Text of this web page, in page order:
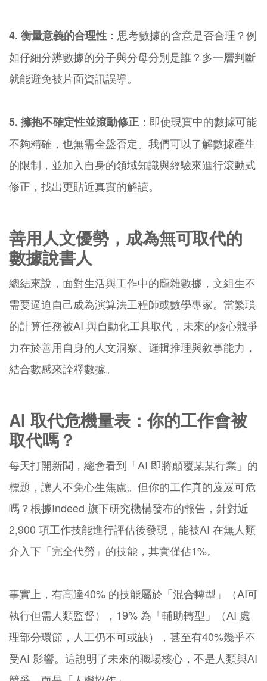
4. 衡量意義的合理性 ：思考數據的含意是否合理？例
如仔細分辨數據的分子與分母分別是誰？多一層判斷
就能避免被片面資訊誤導。
5. 擁抱不確定性並滾動修正 ：即使現實中的數據可能
不夠精確，也無需全盤否定。我們可以了解數據產生
的限制，並加入自身的領域知識與經驗來進行滾動式
修正，找出更貼近真實的解讀。
善用人文優勢，成為無可取代的
數據說書人
總結來說，面對生活與工作中的龐雜數據，文組生不
需要逼迫自己成為演算法工程師或數學專家。當繁瑣
的計算任務被AI 與自動化工具取代，未來的核心競爭
力在於善用自身的人文洞察、邏輯推理與敘事能力，
結合數感來詮釋數據。
AI 取代危機量表：你的工作會被
取代嗎？
每天打開新聞，總會看到「AI 即將顛覆某某行業」的
標題，讓人不免心生焦慮。但你的工作真的岌岌可危
嗎？根據Indeed 旗下研究機構發布的報告，針對近
2,900 項工作技能進行評估後發現，能被AI 在無人類
介入下「完全代勞」的技能，其實僅佔1%。
事實上，有高達40% 的技能屬於「混合轉型」（AI可
執行但需人類監督），19% 為「輔助轉型」（AI 處
理部分環節，人工仍不可或缺），甚至有40%幾乎不
受AI 影響。這說明了未來的職場核心，不是人類與AI